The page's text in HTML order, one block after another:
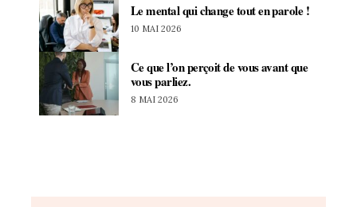
Le mental qui change tout en parole !
10 MAI 2026
Ce que l’on perçoit de vous avant que
vous parliez.
8 MAI 2026